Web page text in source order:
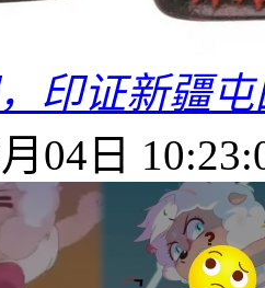
印证新疆
04日